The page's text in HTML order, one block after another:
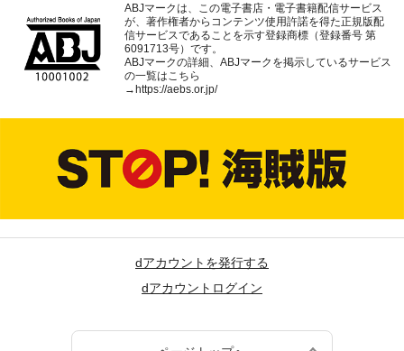
ABJマークは、この電子書店・電子書籍配信サービス
が、著作権者からコンテンツ使用許諾を得た正規版配
信サービスであることを示す登録商標（登録番号 第
6091713号）です。
ABJマークの詳細、ABJマークを掲示しているサービス
の一覧はこちら
→https://aebs.or.jp/
dアカウントを発行する
dアカウントログイン